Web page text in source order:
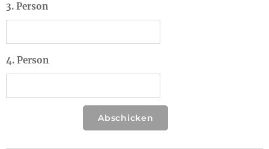
3. Person
4. Person
Abschicken